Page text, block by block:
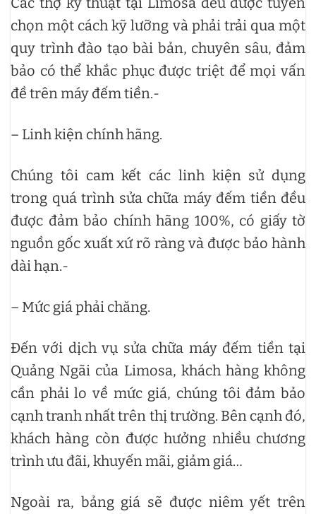
chọn một cách kỹ lưỡng và phải trải qua một
quy trình đào tạo bài bản, chuyên sâu, đảm
bảo có thể khắc phục được triệt để mọi vấn
đề trên máy đếm tiền.-
– Linh kiện chính hãng.
Chúng tôi cam kết các linh kiện sử dụng
trong quá trình sửa chữa máy đếm tiền đều
được đảm bảo chính hãng 100%, có giấy tờ
nguồn gốc xuất xứ rõ ràng và được bảo hành
dài hạn.-
– Mức giá phải chăng.
Đến với dịch vụ sửa chữa máy đếm tiền tại
Quảng Ngãi của Limosa, khách hàng không
cần phải lo về mức giá, chúng tôi đảm bảo
cạnh tranh nhất trên thị trường. Bên cạnh đó,
khách hàng còn được hưởng nhiều chương
trình ưu đãi, khuyến mãi, giảm giá…
Ngoài ra, bảng giá sẽ được niêm yết trên